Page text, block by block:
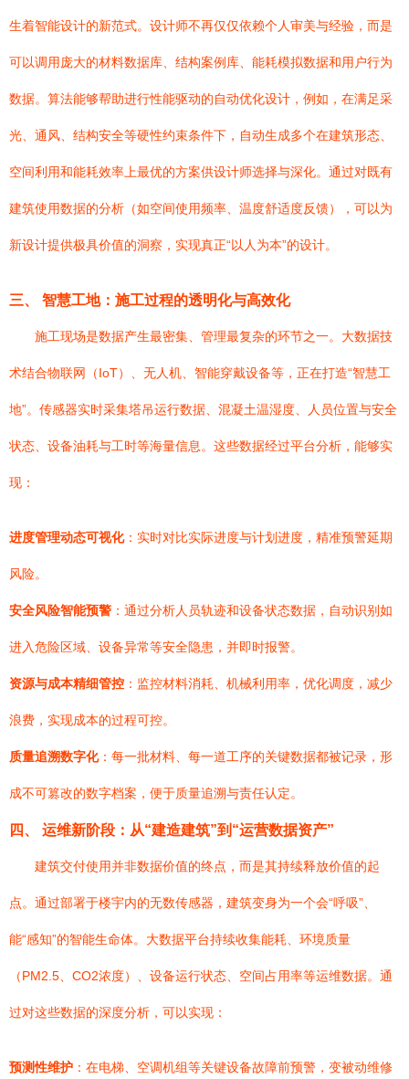
生着智能设计的新范式。设计师不再仅仅依赖个人审美与经验，而是
可以调用庞大的材料数据库、结构案例库、能耗模拟数据和用户行为
数据。算法能够帮助进行性能驱动的自动优化设计，例如，在满足采
光、通风、结构安全等硬性约束条件下，自动生成多个在建筑形态、
空间利用和能耗效率上最优的方案供设计师选择与深化。通过对既有
建筑使用数据的分析（如空间使用频率、温度舒适度反馈），可以为
新设计提供极具价值的洞察，实现真正“以人为本”的设计。
三、 智慧工地：施工过程的透明化与高效化
施工现场是数据产生最密集、管理最复杂的环节之一。大数据技
术结合物联网（IoT）、无人机、智能穿戴设备等，正在打造“智慧工
地”。传感器实时采集塔吊运行数据、混凝土温湿度、人员位置与安全
状态、设备油耗与工时等海量信息。这些数据经过平台分析，能够实
现：
进度管理动态可视化：实时对比实际进度与计划进度，精准预警延期
风险。
安全风险智能预警 ：通过分析人员轨迹和设备状态数据，自动识别如
进入危险区域、设备异常等安全隐患，并即时报警。
资源与成本精细管控 ：监控材料消耗、机械利用率，优化调度，减少
浪费，实现成本的过程可控。
质量追溯数字化：每一批材料、每一道工序的关键数据都被记录，形
成不可篡改的数字档案，便于质量追溯与责任认定。
四、 运维新阶段：从“建造建筑”到“运营数据资产”
建筑交付使用并非数据价值的终点，而是其持续释放价值的起
点。通过部署于楼宇内的无数传感器，建筑变身为一个会“呼吸”、
能“感知”的智能生命体。大数据平台持续收集能耗、环境质量
（PM2.5、CO2浓度）、设备运行状态、空间占用率等运维数据。通
过对这些数据的深度分析，可以实现：
预测性维护 ：在电梯、空调机组等关键设备故障前预警，变被动维修